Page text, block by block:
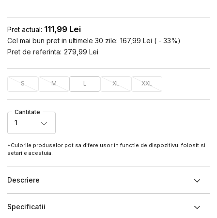
Pret actual: 111,99 Lei
Cel mai bun pret in ultimele 30 zile: 167,99 Lei ( - 33%)
Pret de referinta: 279,99 Lei
S M L XL XXL
Cantitate
1
*Culorile produselor pot sa difere usor in functie de dispozitivul folosit si
setarile acestuia.
Descriere
Specificatii